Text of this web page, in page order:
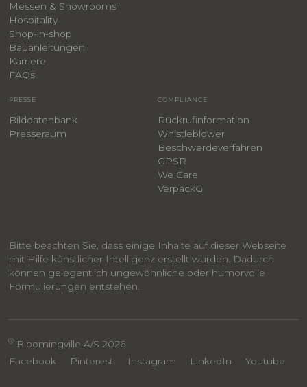
Messen & Showrooms
Hospitality
Shop-in-shop
Bauanleitungen
​Karriere
FAQs
PRESSE
Bilddatenbank
Presseraum
COMPLIANCE
Rückrufinformation
Whistleblower
​Beschwerdeverfahren
GPSR
We Care
VerpackG
Bitte beachten Sie, dass einige Inhalte auf dieser Webseite
mit Hilfe künstlicher Intelligenz erstellt wurden. Dadurch
können gelegentlich ungewöhnliche oder humorvolle
Formulierungen entstehen.
® Bloomingville A/S 2026
Facebook
Pinterest Instagram LinkedIn Youtube